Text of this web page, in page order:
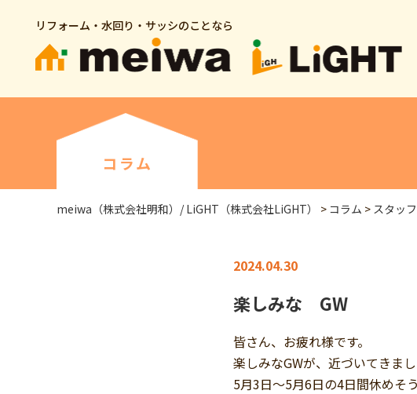
リフォーム・水回り・サッシのことなら
コラム
meiwa（株式会社明和）/ LiGHT（株式会社LiGHT） > コラム > スタッ
2024.04.30
楽しみな GW
皆さん、お疲れ様です。
楽しみなGWが、近づいてきまし
5月3日～5月6日の4日間休めそう